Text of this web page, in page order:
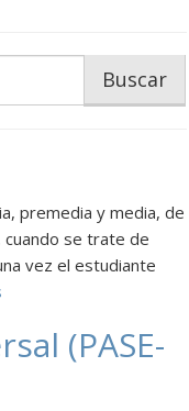
Buscar
premedia y media, de
cuando se trate de
vez el estudiante
(PASE-